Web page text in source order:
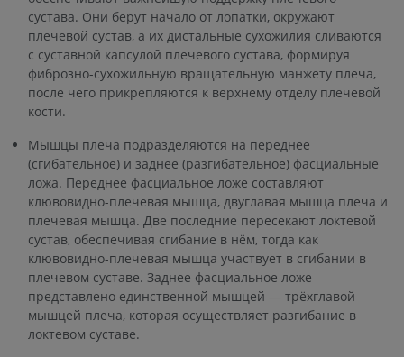
сустава. Они берут начало от лопатки, окружают
плечевой сустав, а их дистальные сухожилия сливаются
с суставной капсулой плечевого сустава, формируя
фиброзно-сухожильную вращательную манжету плеча,
после чего прикрепляются к верхнему отделу плечевой
кости.
Мышцы плеча подразделяются на переднее
(сгибательное) и заднее (разгибательное) фасциальные
ложа. Переднее фасциальное ложе составляют
клювовидно-плечевая мышца, двуглавая мышца плеча и
плечевая мышца. Две последние пересекают локтевой
сустав, обеспечивая сгибание в нём, тогда как
клювовидно-плечевая мышца участвует в сгибании в
плечевом суставе. Заднее фасциальное ложе
представлено единственной мышцей — трёхглавой
мышцей плеча, которая осуществляет разгибание в
локтевом суставе.